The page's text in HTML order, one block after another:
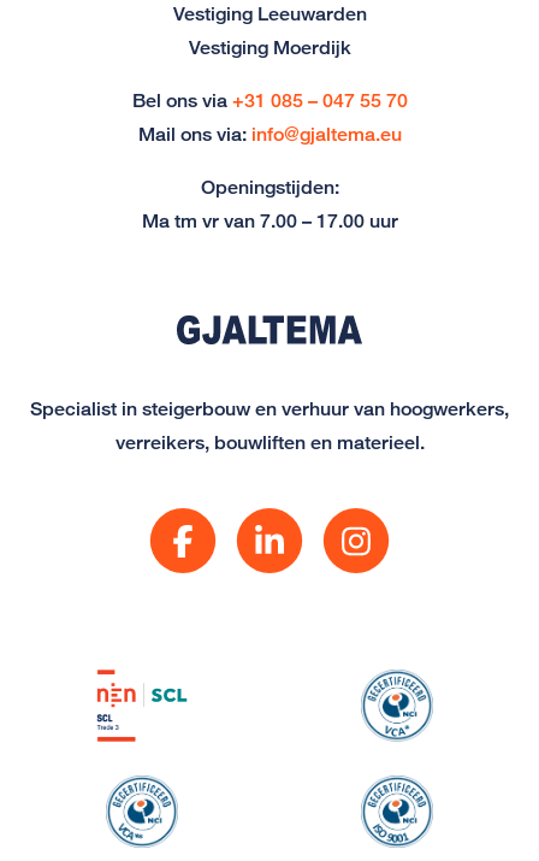
Specialist in steigerbouw en verhuur van hoogwerkers,
verreikers, bouwliften en materieel.
Vestiging Leeuwarden
Vestiging Moerdijk
Bel ons via +31 085 – 047 55 70
Mail ons via: info@gjaltema.eu
Openingstijden:
Ma tm vr van 7.00 – 17.00 uur